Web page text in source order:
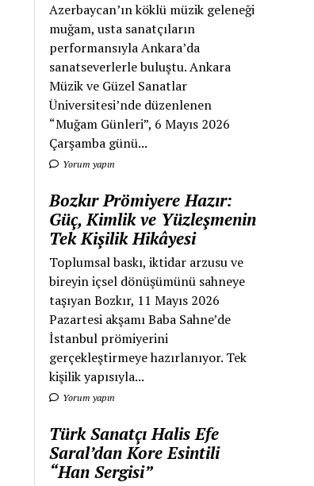
Azerbaycan’ın köklü müzik geleneği
muğam, usta sanatçıların
performansıyla Ankara’da
sanatseverlerle buluştu. Ankara
Müzik ve Güzel Sanatlar
Üniversitesi’nde düzenlenen
“Muğam Günleri”, 6 Mayıs 2026
Çarşamba günü...
Yorum yapın
Bozkır Prömiyere Hazır:
Güç, Kimlik ve Yüzleşmenin
Tek Kişilik Hikâyesi
Toplumsal baskı, iktidar arzusu ve
bireyin içsel dönüşümünü sahneye
taşıyan Bozkır, 11 Mayıs 2026
Pazartesi akşamı Baba Sahne’de
İstanbul prömiyerini
gerçekleştirmeye hazırlanıyor. Tek
kişilik yapısıyla...
Yorum yapın
Türk Sanatçı Halis Efe
Saral’dan Kore Esintili
“Han Sergisi”